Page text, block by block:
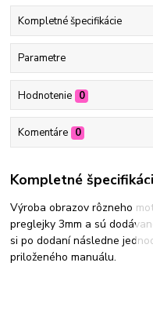
Kompletné špecifikácie
Parametre
Hodnotenie 0
Komentáre 0
Kompletné
Výroba obrazov rôzneho
preglejky 3mm a sú
si po dodaní následne
priloženého manuálu.